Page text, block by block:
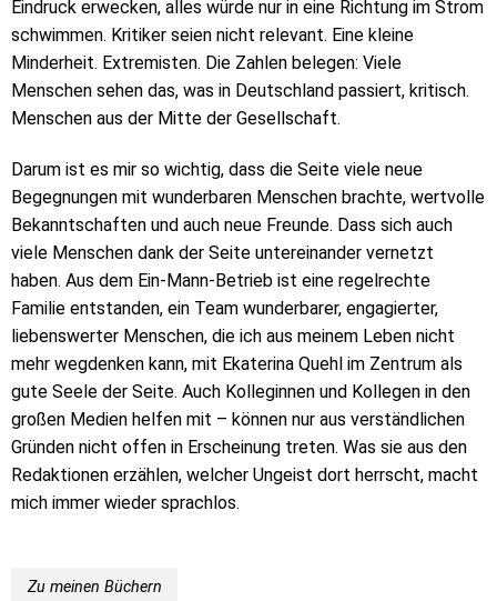
Eindruck erwecken, alles würde nur in eine Richtung im Strom
schwimmen. Kritiker seien nicht relevant. Eine kleine
Minderheit. Extremisten. Die Zahlen belegen: Viele
Menschen sehen das, was in Deutschland passiert, kritisch.
Menschen aus der Mitte der Gesellschaft.
Darum ist es mir so wichtig, dass die Seite viele neue
Begegnungen mit wunderbaren Menschen brachte, wertvolle
Bekanntschaften und auch neue Freunde. Dass sich auch
viele Menschen dank der Seite untereinander vernetzt
haben. Aus dem Ein-Mann-Betrieb ist eine regelrechte
Familie entstanden, ein Team wunderbarer, engagierter,
liebenswerter Menschen, die ich aus meinem Leben nicht
mehr wegdenken kann, mit Ekaterina Quehl im Zentrum als
gute Seele der Seite. Auch Kolleginnen und Kollegen in den
großen Medien helfen mit – können nur aus verständlichen
Gründen nicht offen in Erscheinung treten. Was sie aus den
Redaktionen erzählen, welcher Ungeist dort herrscht, macht
mich immer wieder sprachlos.
Zu meinen Büchern